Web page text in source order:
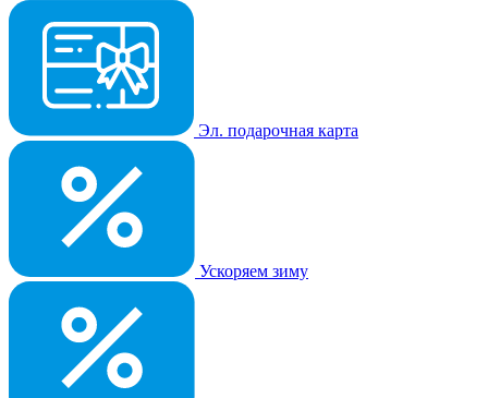
Эл. подарочная карта
Ускоряем зиму